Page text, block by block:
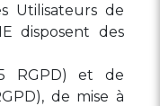
Utilisateurs de
disposent des
RGPD) et de
de mise à